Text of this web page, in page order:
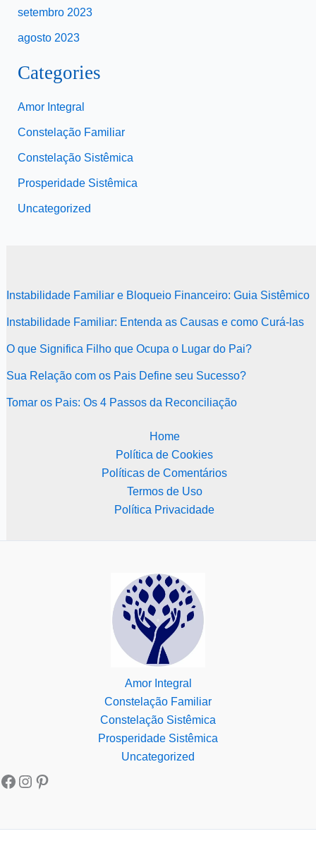
setembro 2023
agosto 2023
Categories
Amor Integral
Constelação Familiar
Constelação Sistêmica
Prosperidade Sistêmica
Uncategorized
Instabilidade Familiar e Bloqueio Financeiro: Guia Sistêmico
Instabilidade Familiar: Entenda as Causas e como Curá-las
O que Significa Filho que Ocupa o Lugar do Pai?
Sua Relação com os Pais Define seu Sucesso?
Tomar os Pais: Os 4 Passos da Reconciliação
Home
Política de Cookies
Políticas de Comentários
Termos de Uso
Política Privacidade
Amor Integral
Constelação Familiar
Constelação Sistêmica
Prosperidade Sistêmica
Uncategorized